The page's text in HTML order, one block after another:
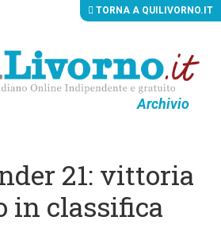
Archivio
TORNA A QUILIVORNO.IT
21: vittoria
in classifica